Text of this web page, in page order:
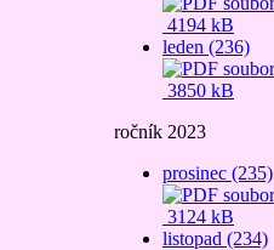
4194 kB
leden (236)
3850 kB
ročník 2023
prosinec (235)
3124 kB
listopad (234)